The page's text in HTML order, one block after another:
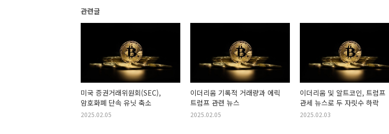
관련글
미국 증권거래위원회(SEC),
암호화폐 단속 유닛 축소
2025.02.05
이더리움 기록적 거래량과 에릭
트럼프 관련 뉴스
2025.02.05
이더리움 및 알트코인, 트럼프
관세 뉴스로 두 자릿수 하락
2025.02.03